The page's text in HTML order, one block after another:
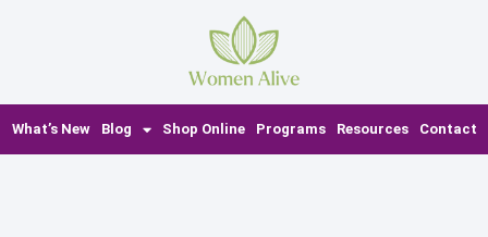
What’s New Blog Shop Online Programs Resources Contact